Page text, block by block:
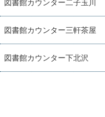
図書館カウンター二子玉川
図書館カウンター三軒茶屋
図書館カウンター下北沢